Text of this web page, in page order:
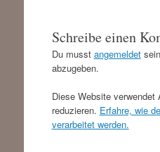
Schreibe einen
Du musst angemeldet
abzugeben.
Diese Website
reduzieren. Erfahre, wie
verarbeitet werden.